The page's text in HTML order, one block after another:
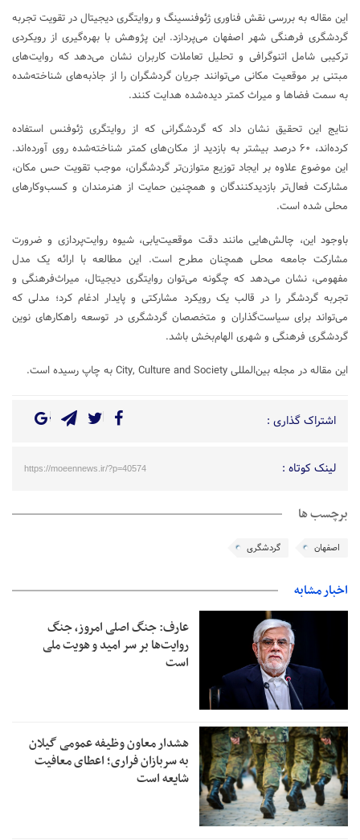
این مقاله به بررسی نقش فناوری ژئوفنسینگ و روایتگری دیجیتال در تقویت تجربه
گردشگری فرهنگی شهر اصفهان می‌پردازد. این پژوهش با بهره‌گیری از رویکردی
ترکیبی شامل اتنوگرافی و تحلیل تعاملات کاربران نشان می‌دهد که روایت‌های
مبتنی بر موقعیت مکانی می‌توانند جریان گردشگران را از جاذبه‌های شناخته‌شده
به سمت فضاها و میراث کمتر دیده‌شده هدایت کنند.
نتایج این تحقیق نشان داد که گردشگرانی که از روایتگری ژئوفنس استفاده
کرده‌اند، ۶۰ درصد بیشتر به بازدید از مکان‌های کمتر شناخته‌شده روی آورده‌اند.
این موضوع علاوه بر ایجاد توزیع متوازن‌تر گردشگران، موجب تقویت حس مکان،
مشارکت فعال‌تر بازدیدکنندگان و همچنین حمایت از هنرمندان و کسب‌وکارهای
محلی شده است.
باوجود این، چالش‌هایی مانند دقت موقعیت‌یابی، شیوه روایت‌پردازی و ضرورت
مشارکت جامعه محلی همچنان مطرح است. این مطالعه با ارائه یک مدل
مفهومی، نشان می‌دهد که چگونه می‌توان روایتگری دیجیتال، میراث‌فرهنگی و
تجربه گردشگر را در قالب یک رویکرد مشارکتی و پایدار ادغام کرد؛ مدلی که
می‌تواند برای سیاست‌گذاران و متخصصان گردشگری در توسعه راهکارهای نوین
گردشگری فرهنگی و شهری الهام‌بخش باشد.
این مقاله در مجله بین‌المللی City, Culture and Society به چاپ رسیده است.
اشتراک گذاری :
لینک کوتاه : https://moeennews.ir/?p=40574
برچسب ها
اصفهان گردشگری
اخبار مشابه
عارف: جنگ اصلی امروز، جنگ
روایت‌ها بر سر امید و هویت ملی
است
هشدار معاون وظیفه عمومی گیلان
به سربازان فراری؛ اعطای معافیت
شایعه است